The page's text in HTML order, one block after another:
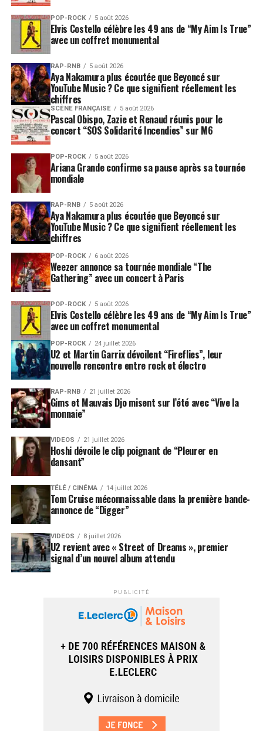
POP-ROCK 5 août 2026
Elvis Costello célèbre les 49 ans de “My Aim Is True”
avec un coffret monumental
RAP-RNB 5 août 2026
Aya Nakamura plus écoutée que Beyoncé sur
YouTube Music ? Ce que signifient réellement les
chiffres
SCÈNE FRANÇAISE 5 août 2026
Pascal Obispo, Zazie et Renaud réunis pour le
concert “SOS Solidarité Incendies” sur M6
POP-ROCK 5 août 2026
Ariana Grande confirme sa pause après sa tournée
mondiale
RAP-RNB 5 août 2026
Aya Nakamura plus écoutée que Beyoncé sur
YouTube Music ? Ce que signifient réellement les
chiffres
POP-ROCK 6 août 2026
Weezer annonce sa tournée mondiale “The
Gathering” avec un concert à Paris
POP-ROCK 5 août 2026
Elvis Costello célèbre les 49 ans de “My Aim Is True”
avec un coffret monumental
POP-ROCK 24 juillet 2026
U2 et Martin Garrix dévoilent “Fireflies”, leur
nouvelle rencontre entre rock et électro
RAP-RNB 21 juillet 2026
Gims et Mauvais Djo misent sur l’été avec “Vive la
monnaie”
VIDEOS 21 juillet 2026
Hoshi dévoile le clip poignant de “Pleurer en
dansant”
TÉLÉ / CINÉMA 14 juillet 2026
Tom Cruise méconnaissable dans la première bande-
annonce de “Digger”
VIDEOS 8 juillet 2026
U2 revient avec « Street of Dreams », premier
signal d’un nouvel album attendu
PUBLICITÉ